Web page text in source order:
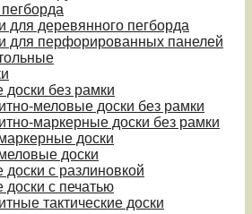
для деревянного пегборда
для перфорированных панелей
доски без рамки
меловые доски без рамки
маркерные доски без рамки
доски
доски
доски с разлиновкой
доски с печатью
тактические доски